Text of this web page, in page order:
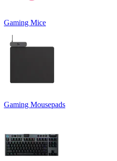
Gaming Mice
Gaming Mousepads